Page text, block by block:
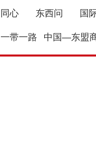
同心 东西问 国
一带一路 中国—东盟